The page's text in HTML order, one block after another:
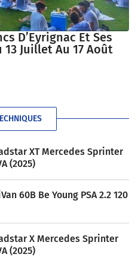
D’Eyrignac Et Ses
Juillet Au 17 Août
XT Mercedes Sprinter
(2025)
60B Be Young PSA 2.2 120
X Mercedes Sprinter
(2025)